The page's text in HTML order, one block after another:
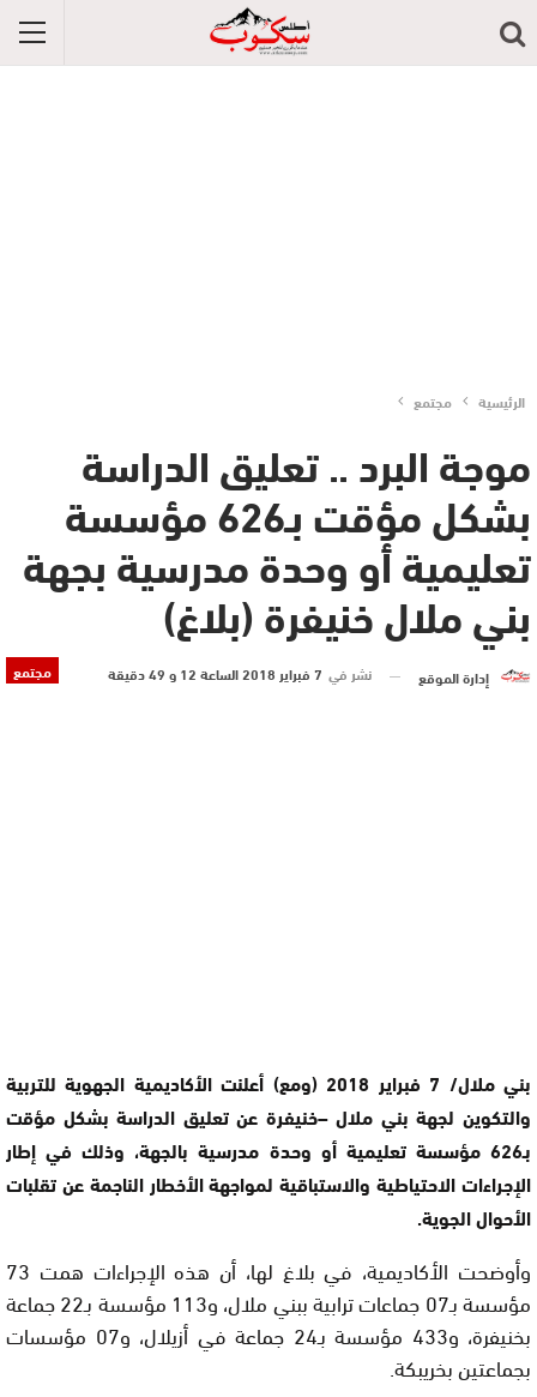
الرئيسية مجتمع
موجة البرد .. تعليق الدراسة
بشكل مؤقت بـ626 مؤسسة
تعليمية أو وحدة مدرسية بجهة
بني ملال خنيفرة (بلاغ)
مجتمع إدارة الموقع نشر في 7 فبراير 2018 الساعة 12 و 49 دقيقة
بني ملال/ 7 فبراير 2018 (ومع) أعلنت الأكاديمية الجهوية للتربية
والتكوين لجهة بني ملال –خنيفرة عن تعليق الدراسة بشكل مؤقت
بـ626 مؤسسة تعليمية أو وحدة مدرسية بالجهة، وذلك في إطار
الإجراءات الاحتياطية والاستباقية لمواجهة الأخطار الناجمة عن تقلبات
الأحوال الجوية.
وأوضحت الأكاديمية، في بلاغ لها، أن هذه الإجراءات همت 73
مؤسسة بـ07 جماعات ترابية ببني ملال، و113 مؤسسة بـ22 جماعة
بخنيفرة، و433 مؤسسة بـ24 جماعة في أزيلال، و07 مؤسسات
بجماعتين بخريبكة.